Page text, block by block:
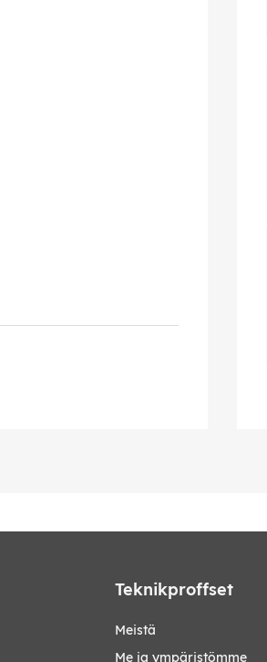
Teknikproffset
Meistä
Me ja ympäristömme